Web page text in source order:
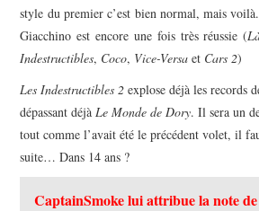
style du premier c’est bien normal, mais
Giacchino est encore une fois très réussie (
Indestructibles, Coco, Vice-Versa et Cars 2)
Les Indestructibles 2 explose déjà les records
dépassant déjàLe Monde de Dory. Il sera un
tout comme l’avait été le précédent volet, il
suite… Dans 14 ans ?
CaptainSmoke lui attribue la note